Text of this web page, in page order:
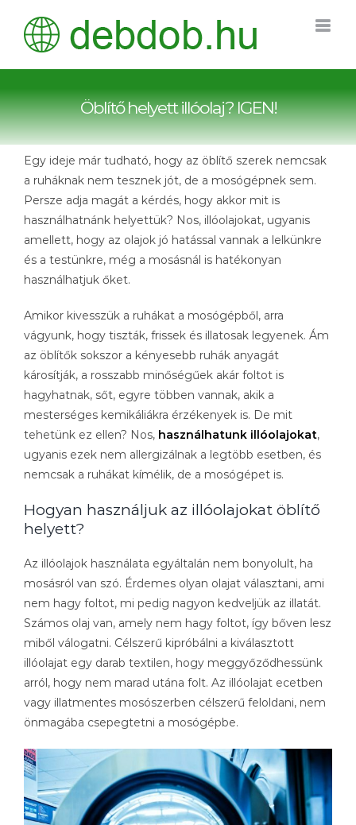
Öblítő helyett illóolaj? IGEN!
Egy ideje már tudható, hogy az öblítő szerek nemcsak
a ruháknak nem tesznek jót, de a mosógépnek sem.
Persze adja magát a kérdés, hogy akkor mit is
használhatnánk helyettük? Nos, illóolajokat, ugyanis
amellett, hogy az olajok jó hatással vannak a lelkünkre
és a testünkre, még a mosásnál is hatékonyan
használhatjuk őket.
Amikor kivesszük a ruhákat a mosógépből, arra
vágyunk, hogy tiszták, frissek és illatosak legyenek. Ám
az öblítők sokszor a kényesebb ruhák anyagát
károsítják, a rosszabb minőségűek akár foltot is
hagyhatnak, sőt, egyre többen vannak, akik a
mesterséges kemikáliákra érzékenyek is. De mit
tehetünk ez ellen? Nos, használhatunk illóolajokat,
ugyanis ezek nem allergizálnak a legtöbb esetben, és
nemcsak a ruhákat kímélik, de a mosógépet is.
Hogyan használjuk az illóolajokat öblítő
helyett?
Az illóolajok használata egyáltalán nem bonyolult, ha
mosásról van szó. Érdemes olyan olajat választani, ami
nem hagy foltot, mi pedig nagyon kedveljük az illatát.
Számos olaj van, amely nem hagy foltot, így bőven lesz
miből válogatni. Célszerű kipróbálni a kiválasztott
illóolajat egy darab textilen, hogy meggyőződhessünk
arról, hogy nem marad utána folt. Az illóolajat ecetben
vagy illatmentes mosószerben célszerű feloldani, nem
önmagába csepegtetni a mosógépbe.